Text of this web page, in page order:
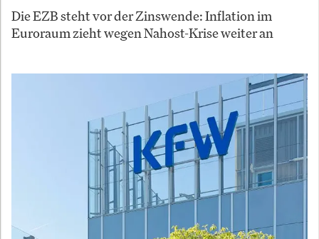
Die EZB steht vor der Zinswende: Inflation im
Euroraum zieht wegen Nahost-Krise weiter an